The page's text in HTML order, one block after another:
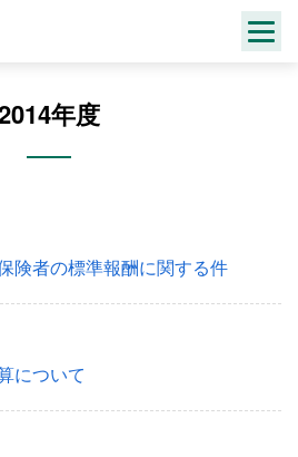
年度
険者の標準報酬に関する件
について